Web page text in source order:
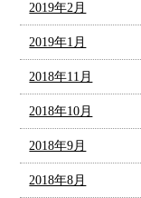
2019年2月
2019年1月
2018年11月
2018年10月
2018年9月
2018年8月